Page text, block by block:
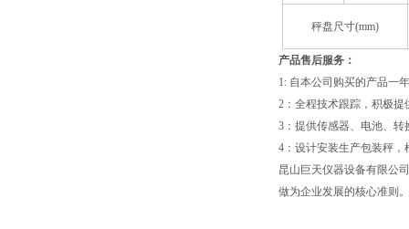
秤盘尺寸(mm)
产品售后服务：
1: 自本公司购买的产品一
2：全程技术跟踪，积极提
3：提供传感器、电池、
4：设计安装生产包装秤
昆山巨天仪器设备有限公
做为企业发展的核心准则